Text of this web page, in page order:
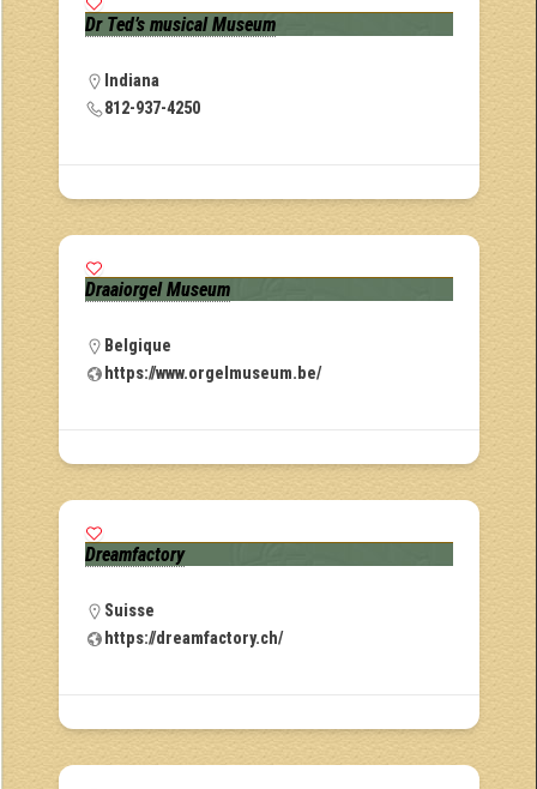
Dr Ted’s musical Museum
Indiana
812-937-4250
Draaiorgel Museum
Belgique
https://www.orgelmuseum.be/
Dreamfactory
Suisse
https://dreamfactory.ch/